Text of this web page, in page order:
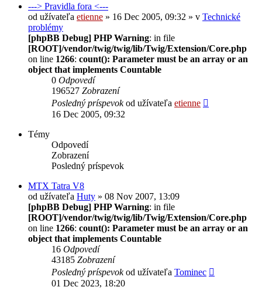
---> Pravidla fora <---
od užívateľa etienne » 16 Dec 2005, 09:32 » v Technické
problémy
[phpBB Debug] PHP Warning: in file
[ROOT]/vendor/twig/twig/lib/Twig/Extension/Core.php
on line 1266: count(): Parameter must be an array or an
object that implements Countable
0 Odpovedí
196527 Zobrazení
Posledný príspevokod užívateľa etienne
16 Dec 2005, 09:32
Témy
Odpovedí
Zobrazení
Posledný príspevok
MTX Tatra V8
od užívateľa Huty » 08 Nov 2007, 13:09
[phpBB Debug] PHP Warning: in file
[ROOT]/vendor/twig/twig/lib/Twig/Extension/Core.php
on line 1266: count(): Parameter must be an array or an
object that implements Countable
16 Odpovedí
43185 Zobrazení
Posledný príspevokod užívateľa Tominec
01 Dec 2023, 18:20